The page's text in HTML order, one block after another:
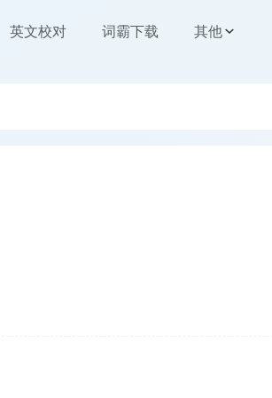
英文校对 词霸下载 其他